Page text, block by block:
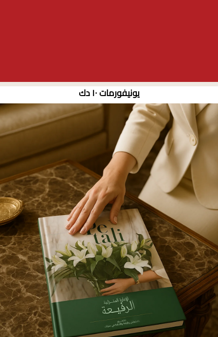
يونيفورمات ١٠ دك